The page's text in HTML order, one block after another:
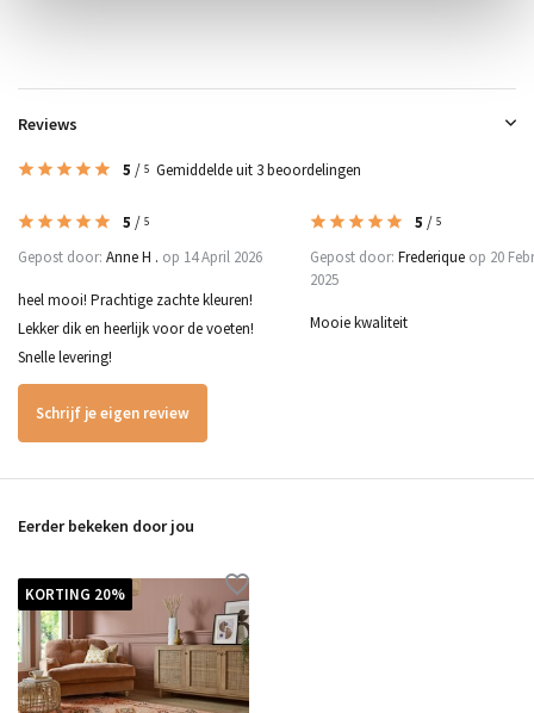
Reviews
5 / 5 Gemiddelde uit 3 beoordelingen
5 / 5
Gepost door: Anne H . op 14 April 2026
heel mooi! Prachtige zachte kleuren!
Lekker dik en heerlijk voor de voeten!
Snelle levering!
5 / 5
Gepost door: Frederique op 20
2025
Mooie kwaliteit
Schrijf je eigen review
Eerder bekeken door jou
KORTING 20%